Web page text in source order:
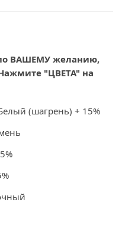
ВАШЕМУ желанию,
"ЦВЕТА" на
(шагрень) + 15%